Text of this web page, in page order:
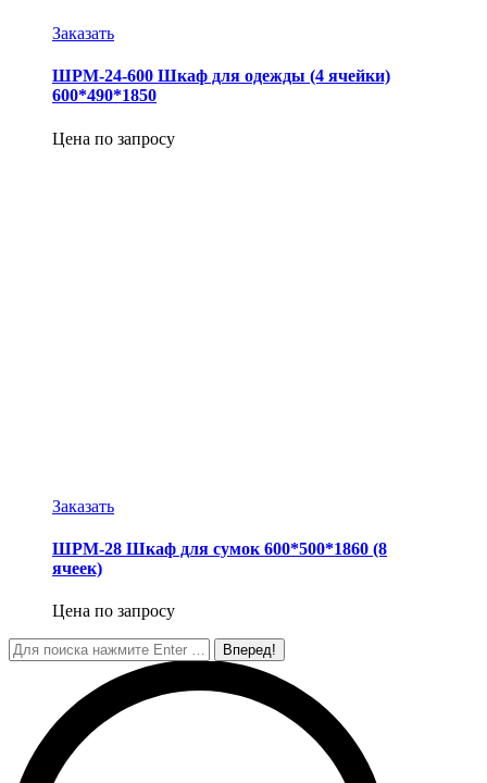
Заказать
ШРМ-24-600 Шкаф для одежды (4 ячейки)
600*490*1850
Цена по запросу
Заказать
ШРМ-28 Шкаф для сумок 600*500*1860 (8
ячеек)
Цена по запросу
Поиск: